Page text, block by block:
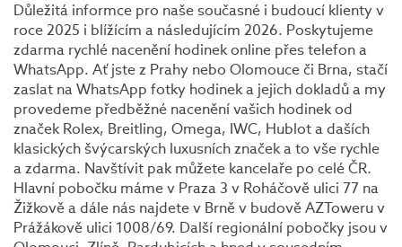
Důležitá informce pro naše současné i budoucí klienty v
roce 2025 i blížícím a následujícím 2026. Poskytujeme
zdarma rychlé nacenění hodinek online přes telefon a
WhatsApp. Ať jste z Prahy nebo Olomouce či Brna, stačí
zaslat na WhatsApp fotky hodinek a jejich dokladů a my
provedeme předběžné nacenění vašich hodinek od
značek Rolex, Breitling, Omega, IWC, Hublot a daších
klasických švýcarských luxusních značek a to vše rychle
a zdarma. Navštívit pak můžete kancelaře po celé ČR.
Hlavní pobočku máme v Praza 3 v Roháčově ulici 77 na
Žižkově a dále nás najdete v Brně v budově AZToweru v
Prážákově ulici 1008/69. Další regionální pobočky jsou v